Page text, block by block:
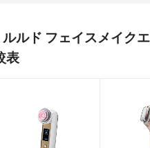
ルド フェイスメイク
表